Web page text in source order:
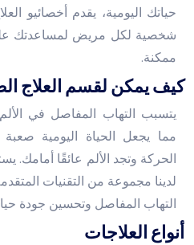
حياتك اليومية، يقدم أخصائيو
شخصية لكل مريض لمساعدتك
ممكنة.
كيف يمكن لقسم العلاج
يتسبب التهاب المفاصل في
مما يجعل الحياة اليومية
الحركة وتجد الألم عائقًا أمامك.
لدينا مجموعة من التقنيات
التهاب المفاصل وتحسين جودة
أنواع العلاجات